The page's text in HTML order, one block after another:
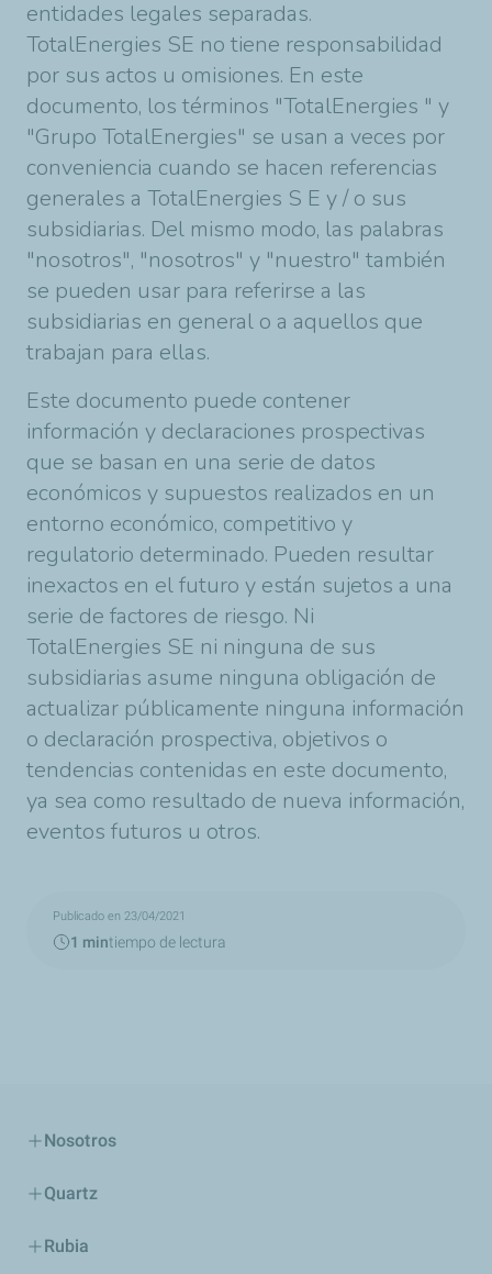
entidades legales separadas.
TotalEnergies SE no tiene responsabilidad
por sus actos u omisiones. En este
documento, los términos "TotalEnergies " y
"Grupo TotalEnergies" se usan a veces por
conveniencia cuando se hacen referencias
generales a TotalEnergies S E y / o sus
subsidiarias. Del mismo modo, las palabras
"nosotros", "nosotros" y "nuestro" también
se pueden usar para referirse a las
subsidiarias en general o a aquellos que
trabajan para ellas.
Este documento puede contener
información y declaraciones prospectivas
que se basan en una serie de datos
económicos y supuestos realizados en un
entorno económico, competitivo y
regulatorio determinado. Pueden resultar
inexactos en el futuro y están sujetos a una
serie de factores de riesgo. Ni
TotalEnergies SE ni ninguna de sus
subsidiarias asume ninguna obligación de
actualizar públicamente ninguna información
o declaración prospectiva, objetivos o
tendencias contenidas en este documento,
ya sea como resultado de nueva información,
eventos futuros u otros.
Publicado en 23/04/2021
1 mintiempo de lectura
Nosotros
Quartz
Rubia